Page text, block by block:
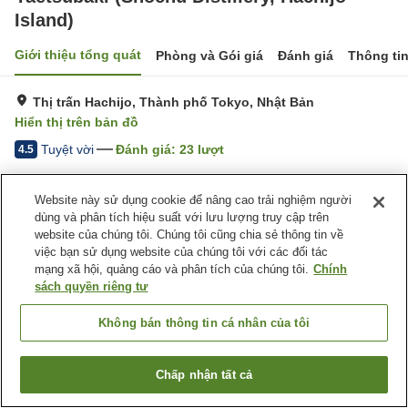
Island)
Giới thiệu tổng quát Phòng và Gói giá Đánh giá Thông
Thị trấn Hachijo, Thành phố Tokyo, Nhật Bản
Hiển thị trên bản đồ
4.5 Tuyệt vời Đánh giá: 23 lượt
Tiện nghi chỗ nghỉ
Bãi đỗ xe Giặt ủi có phí
Trang chủ Nhật Bản Thành phố Tokyo
Thị trấn Hachijo
Yaetsubaki (Shochu Distillery, Hachijo Island)
Tìm phòng trống
Website này sử dụng cookie để nâng cao trải nghiệm người
dùng và phân tích hiệu suất với lưu lượng truy cập trên
website của chúng tôi. Chúng tôi cũng chia sẻ thông tin về
việc bạn sử dụng website của chúng tôi với các đối tác
mạng xã hội, quảng cáo và phân tích của chúng tôi. Chính
sách quyền riêng tư
Không bán thông tin cá nhân của tôi
Chấp nhận tất cả